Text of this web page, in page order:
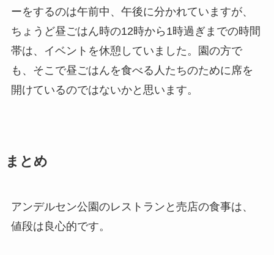
ーをするのは午前中、午後に分かれていますが、
ちょうど昼ごはん時の12時から1時過ぎまでの時間
帯は、イベントを休憩していました。園の方で
も、そこで昼ごはんを食べる人たちのために席を
開けているのではないかと思います。
まとめ
アンデルセン公園のレストランと売店の食事は、
値段は良心的です。